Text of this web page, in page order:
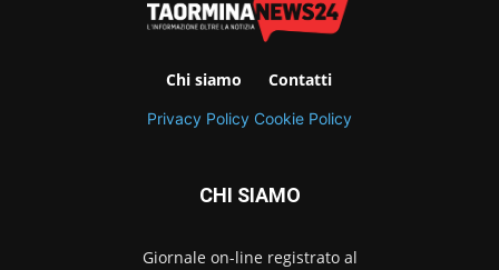
Chi siamo Contatti
Privacy Policy Cookie Policy
CHI SIAMO
Giornale on-line registrato al